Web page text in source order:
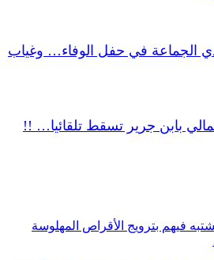
الجماعة في حفل الوفاء… وغياب
بابن جرير تسقط تلقائيا… !!
فيهم بترويج الأقراص المهلوسة